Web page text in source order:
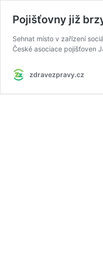
Pojišťovny již
Sehnat místo v zařízení
České asociace pojišťoven
zdravezpravy.cz